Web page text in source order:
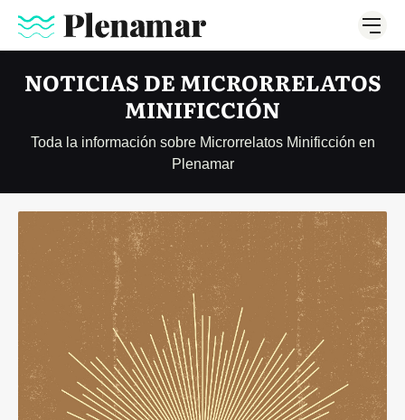
NOTICIAS DE MICRORRELATOS
MINIFICCIÓN
Toda la información sobre Microrrelatos Minificción en
Plenamar